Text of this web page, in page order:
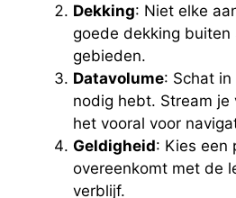
Dekking: Niet elke
goede dekking buiten
gebieden.
Datavolume: Schat in
nodig hebt. Stream je
het vooral voor
Geldigheid: Kies een
overeenkomt met de
verblijf.